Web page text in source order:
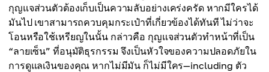
กุญแจส่วนตัวต้องเก็บเป็นความลับอย่างเคร่งครัด หากมีใครได้
มันไป เขาสามารถควบคุมกระเป๋าที่เกี่ยวข้องได้ทันที ไม่ว่าจะ
โอนหรือใช้เหรียญในนั้น กล่าวคือ กุญแจส่วนตัวทำหน้าที่เป็น
“ลายเซ็น” ที่อนุมัติธุรกรรม จึงเป็นหัวใจของความปลอดภัยใน
การดูแลเงินของคุณ หากไม่มีมัน ก็ไม่มีใคร—including ตัว